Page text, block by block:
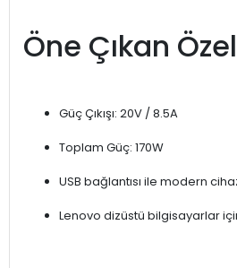
Öne Çıkan
Güç Çıkışı: 20V / 8.5A
Toplam Güç: 170W
USB bağlantısı ile modern
Lenovo dizüstü bilgisayarlar